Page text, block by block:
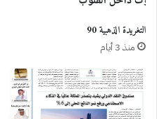
التغريدة الذهبية 90
منذ 3 أيام